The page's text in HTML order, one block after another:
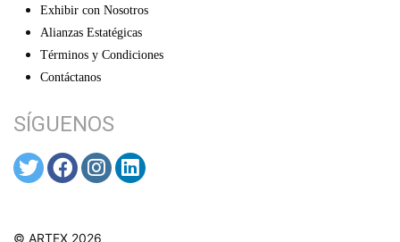
Exhibir con Nosotros
Alianzas Estatégicas
Términos y Condiciones
Contáctanos
SÍGUENOS
© ARTEX 2026